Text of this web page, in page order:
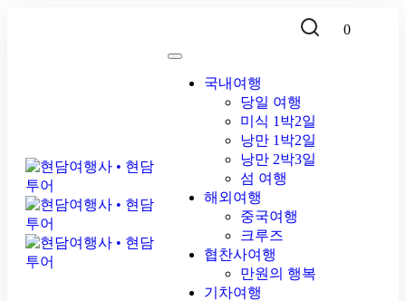
0
국내여행
당일 여행
미식 1박2일
낭만 1박2일
낭만 2박3일
섬 여행
해외여행
중국여행
크루즈
협찬사여행
만원의 행복
기차여행